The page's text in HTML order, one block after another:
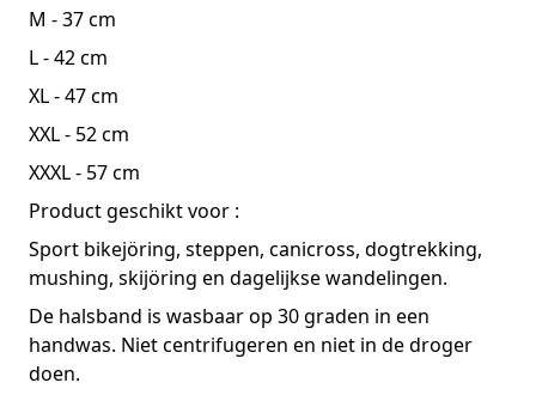
M - 37 cm
L - 42 cm
XL - 47 cm
XXL - 52 cm
XXXL - 57 cm
Product geschikt voor :
Sport bikejöring, steppen, canicross, dogtrekking,
mushing, skijöring en dagelijkse wandelingen.
De halsband is wasbaar op 30 graden in een
handwas. Niet centrifugeren en niet in de droger
doen.